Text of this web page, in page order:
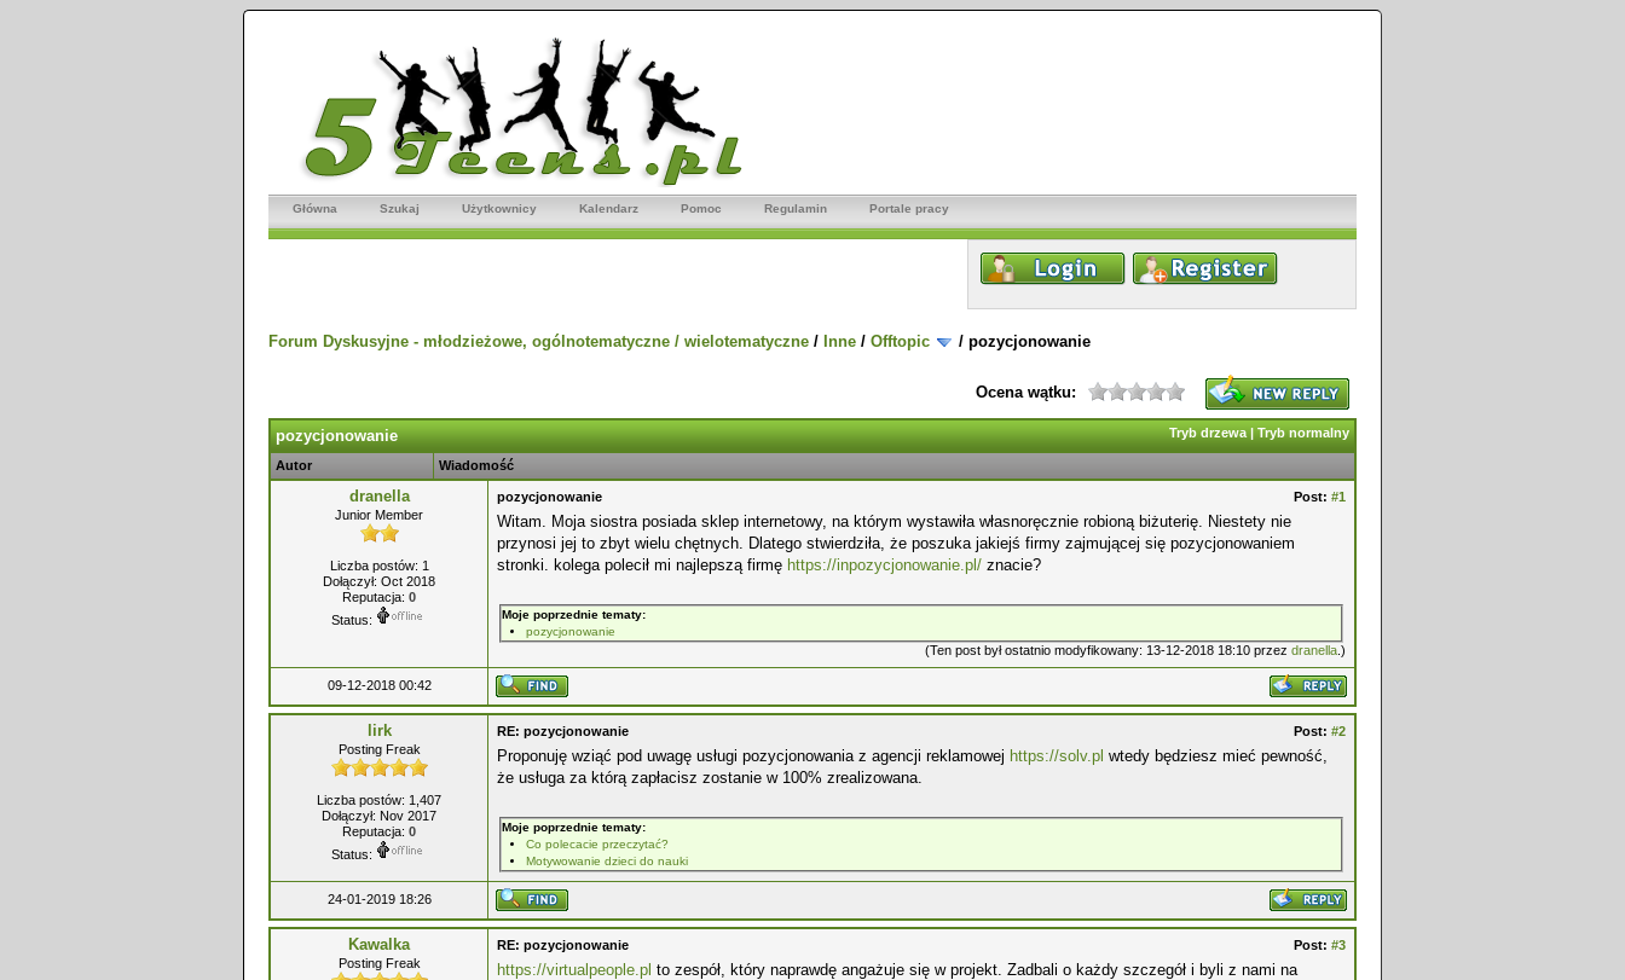
Główna Szukaj Użytkownicy Kalendarz Pomoc Regulamin Portale pracy
Forum Dyskusyjne - młodzieżowe, ogólnotematyczne / wielotematyczne / Inne / Offtopic / pozycjonowanie
Ocena wątku:
Tryb drzewa | Tryb normalny
pozycjonowanie
Autor Wiadomość
dranella
Junior Member
Liczba postów: 1
Dołączył: Oct 2018
Reputacja: 0
Status:
Post: #1
pozycjonowanie
Witam. Moja siostra posiada sklep internetowy, na którym wystawiła własnoręcznie robioną biżuterię. Niestety nie
przynosi jej to zbyt wielu chętnych. Dlatego stwierdziła, że poszuka jakiejś firmy zajmującej się pozycjonowaniem
stronki. kolega polecił mi najlepszą firmę https://inpozycjonowanie.pl/ znacie?
Moje poprzednie tematy:
pozycjonowanie
(Ten post był ostatnio modyfikowany: 13-12-2018 18:10 przez dranella .)
09-12-2018 00:42
lirk
Posting Freak
Liczba postów: 1,407
Dołączył: Nov 2017
Reputacja: 0
Status:
Post: #2
RE: pozycjonowanie
Proponuję wziąć pod uwagę usługi pozycjonowania z agencji reklamowej https://solv.pl wtedy będziesz mieć pewność,
że usługa za którą zapłacisz zostanie w 100% zrealizowana.
Moje poprzednie tematy:
Co polecacie przeczytać?
Motywowanie dzieci do nauki
24-01-2019 18:26
Kawalka
Posting Freak
Post: #3
RE: pozycjonowanie
https://virtualpeople.pl to zespół, który naprawdę angażuje się w projekt. Zadbali o każdy szczegół i byli z nami na